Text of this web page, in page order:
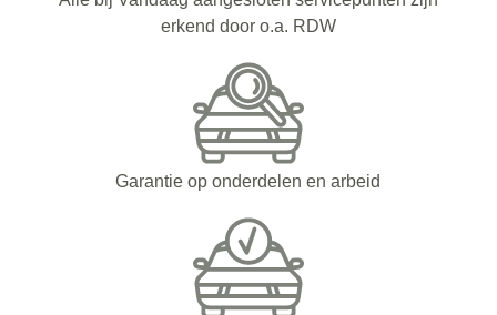
erkend door o.a. RDW
Garantie op onderdelen en arbeid